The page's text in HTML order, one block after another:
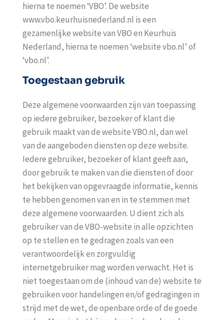
hierna te noemen ‘VBO’. De website
www.vbo.keurhuisnederland.nl is een
gezamenlijke website van VBO en Keurhuis
Nederland, hierna te noemen ‘website vbo.nl’ of
‘vbo.nl’.
Toegestaan gebruik
Deze algemene voorwaarden zijn van toepassing
op iedere gebruiker, bezoeker of klant die
gebruik maakt van de website VBO.nl, dan wel
van de aangeboden diensten op deze website.
Iedere gebruiker, bezoeker of klant geeft aan,
door gebruik te maken van die diensten of door
het bekijken van opgevraagde informatie, kennis
te hebben genomen van en in te stemmen met
deze algemene voorwaarden. U dient zich als
gebruiker van de VBO-website in alle opzichten
op te stellen en te gedragen zoals van een
verantwoordelijk en zorgvuldig
internetgebruiker mag worden verwacht. Het is
niet toegestaan om de (inhoud van de) website te
gebruiken voor handelingen en/of gedragingen in
strijd met de wet, de openbare orde of de goede